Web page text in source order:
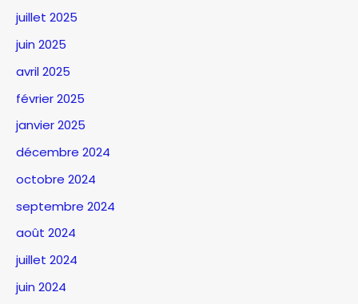
juillet 2025
juin 2025
avril 2025
février 2025
janvier 2025
décembre 2024
octobre 2024
septembre 2024
août 2024
juillet 2024
juin 2024